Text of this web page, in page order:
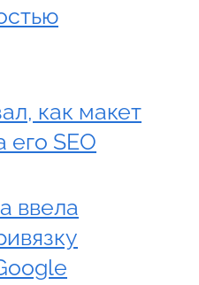
как макет
его SEO
ввела